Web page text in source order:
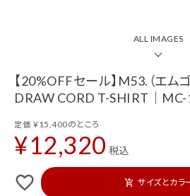
カテゴリーから探す
新着商品
トップス
スカート ワンピース
ALL IMAGES
【20%OFFセール】M53.（エム
DRAW CORD T-SHIRT｜
定価 ¥15,400のところ
¥12,320 税込
favorite_outline add_shopping_cart サイズとカラ